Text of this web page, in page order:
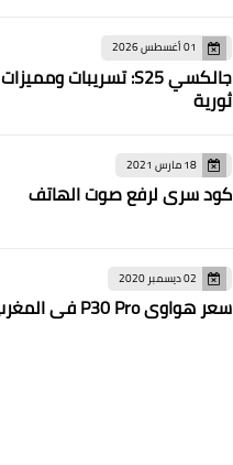
01 أغسطس 2026
جالكسي S25: تسريبات ومميزات
ثورية
18 مارس 2021
كود سري لرفع صوت الهاتف
02 ديسمبر 2020
سعر هواوي P30 Pro في المغرب